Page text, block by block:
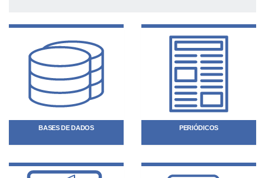
BASES DE DADOS PERIÓDICOS